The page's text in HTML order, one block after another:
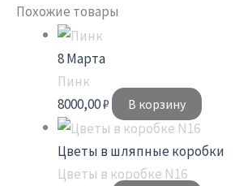
Похожие товары
8 Марта
Пинк
8000,00₽ В корзину
Цветы в шляпные коробки
Цветы в коробке N16